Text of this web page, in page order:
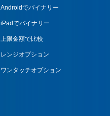
Androidでバイナリー
iPadでバイナリー
上限金額で比較
レンジオプション
ワンタッチオプション